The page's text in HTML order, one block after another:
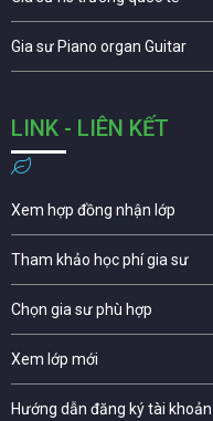
Gia sư Piano organ Guitar
LINK - LIÊN KẾT
Xem hợp đồng nhận lớp
Tham khảo học phí gia sư
Chọn gia sư phù hợp
Xem lớp mới
Hướng dẫn đăng ký tài